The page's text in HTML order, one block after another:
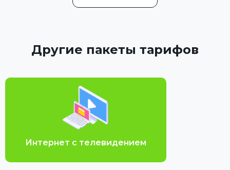
Другие пакеты тарифов
Интернет с телевидением